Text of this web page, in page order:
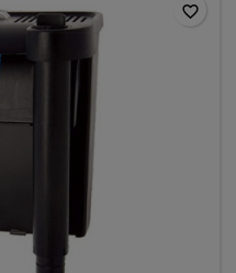
favorite_border